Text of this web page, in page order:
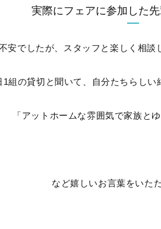
実際にフェアに参加した
安でしたが、スタッフと楽しく相談
1組の貸切と聞いて、自分たちらしい
「アットホームな雰囲気で家族と
など嬉しいお言葉をいた